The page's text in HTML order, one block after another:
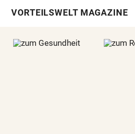
VORTEILSWELT MAGAZINE